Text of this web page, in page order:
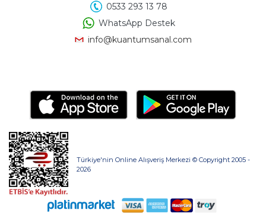
0533 293 13 78
WhatsApp Destek
info@kuantumsanal.com
Türkiye'nin Online Alışveriş Merkezi © Copyright 2005 -
2026